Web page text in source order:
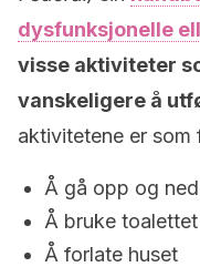
dysfunksjonelle
visse aktiviteter
vanskeligere å
aktivitetene er som
Å gå opp og
Å bruke toalettet
Å forlate huset